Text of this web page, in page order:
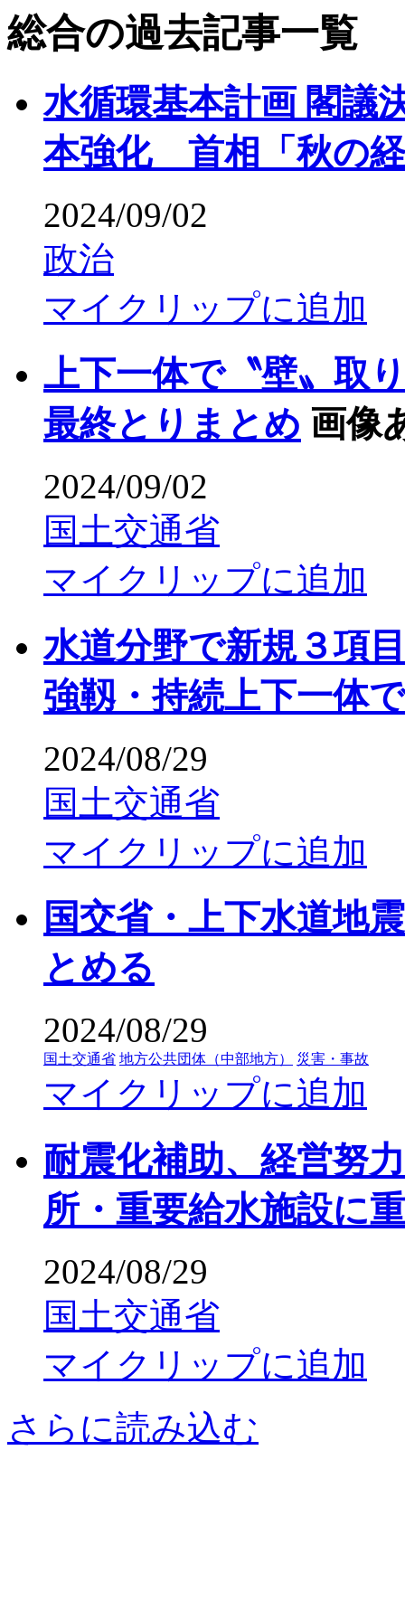
総合の過去記事一覧
水循環基本計画 閣議
本強化 首相「秋の
2024/09/02
政治
マイクリップに追加
上下一体で〝壁〟取
最終とりまとめ 画像
2024/09/02
国土交通省
マイクリップに追加
水道分野で新規３項
強靱・持続上下一体で
2024/08/29
国土交通省
マイクリップに追加
国交省・上下水道地
とめる
2024/08/29
国土交通省 地方公共団体（中部地方） 災害・事故
マイクリップに追加
耐震化補助、経営努
所・重要給水施設に
2024/08/29
国土交通省
マイクリップに追加
さらに読み込む